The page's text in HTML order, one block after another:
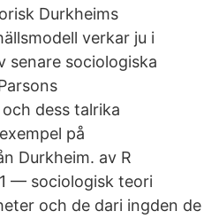
Durkheims
verkar ju i
sociologiska
dess talrika
på
Durkheim. av R
— sociologisk teori
och de dari ingden de